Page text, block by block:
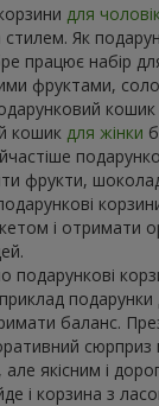
для
стилем. Як
працює набір
фруктами,
кошик
кошик для жінки
фрукти,
і отримати
подарункові
баланс.
сюрприз
якісним і
і корзина з